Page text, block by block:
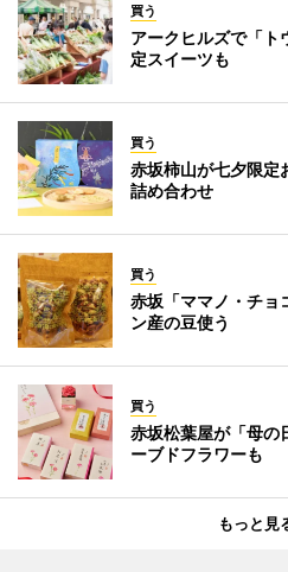
買う
アークヒルズで「
定スイーツも
買う
赤坂柿山が七夕限
詰め合わせ
買う
赤坂「ママノ・チ
ン産の豆使う
買う
赤坂松葉屋が「母
ーブドフラワーも
もっと見